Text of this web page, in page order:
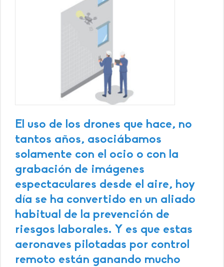
El uso de los drones que hace, no
tantos años, asociábamos
solamente con el ocio o con la
grabación de imágenes
espectaculares desde el aire, hoy
día se ha convertido en un aliado
habitual de la prevención de
riesgos laborales. Y es que estas
aeronaves pilotadas por control
remoto están ganando mucho